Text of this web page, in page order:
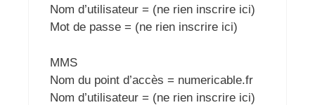
Nom d’utilisateur = (ne rien inscrire ici)
Mot de passe = (ne rien inscrire ici)
MMS
Nom du point d’accès = numericable.fr
Nom d’utilisateur = (ne rien inscrire ici)